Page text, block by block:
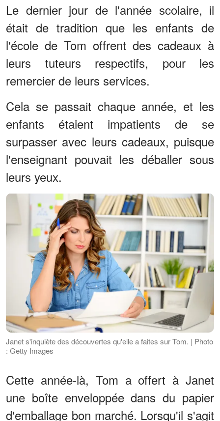
Le dernier jour de l'année scolaire, il
était de tradition que les enfants de
l'école de Tom offrent des cadeaux à
leurs tuteurs respectifs, pour les
remercier de leurs services.
Cela se passait chaque année, et les
enfants étaient impatients de se
surpasser avec leurs cadeaux, puisque
l'enseignant pouvait les déballer sous
leurs yeux.
Janet s'inquiète des découvertes qu'elle a faites sur Tom. | Photo
: Getty Images
Cette année-là, Tom a offert à Janet
une boîte enveloppée dans du papier
d'emballage bon marché. Lorsqu'il s'agit